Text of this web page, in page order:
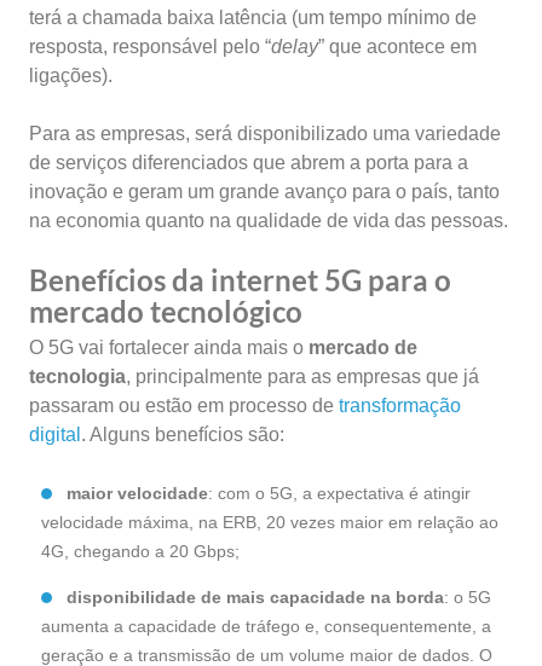
terá a chamada baixa latência (um tempo mínimo de
resposta, responsável pelo “delay” que acontece em
ligações).
Para as empresas, será disponibilizado uma variedade
de serviços diferenciados que abrem a porta para a
inovação e geram um grande avanço para o país, tanto
na economia quanto na qualidade de vida das pessoas.
Benefícios da internet 5G para o
mercado tecnológico
O 5G vai fortalecer ainda mais o mercado de
tecnologia, principalmente para as empresas que já
passaram ou estão em processo de transformação
digital . Alguns benefícios são:
maior velocidade: com o 5G, a expectativa é atingir
velocidade máxima, na ERB, 20 vezes maior em relação ao
4G, chegando a 20 Gbps;
disponibilidade de mais capacidade na borda: o 5G
aumenta a capacidade de tráfego e, consequentemente, a
geração e a transmissão de um volume maior de dados. O